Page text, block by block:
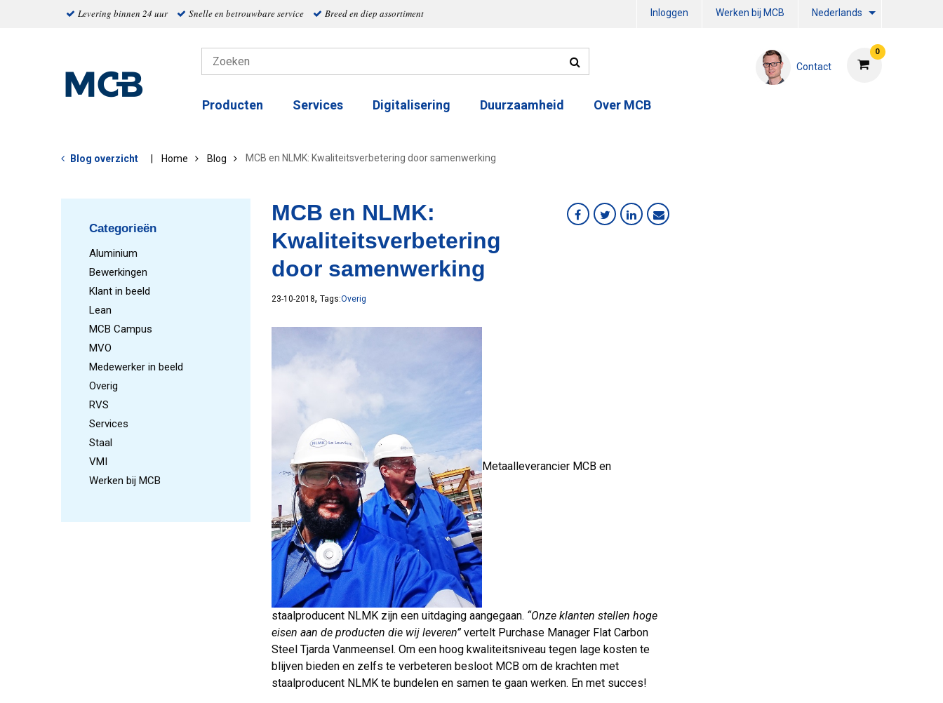
Levering binnen 24 uur Snelle en betrouwbare service Breed en diep assortiment Inloggen Werken bij MCB Nederlands
0
Contact
Producten Services Digitalisering Duurzaamheid Over MCB
Blog overzicht Home Blog MCB en NLMK: Kwaliteitsverbetering door samenwerking
Categorieën
Aluminium
Bewerkingen
Klant in beeld
Lean
MCB Campus
MVO
Medewerker in beeld
Overig
RVS
Services
Staal
VMI
Werken bij MCB
MCB en NLMK:
Kwaliteitsverbetering
door samenwerking
23-10-2018, Tags:Overig
Metaalleverancier MCB en
staalproducent NLMK zijn een uitdaging aangegaan. “Onze klanten stellen hoge
eisen aan de producten die wij leveren”vertelt Purchase Manager Flat Carbon
Steel Tjarda Vanmeensel. Om een hoog kwaliteitsniveau tegen lage kosten te
blijven bieden en zelfs te verbeteren besloot MCB om de krachten met
staalproducent NLMK te bundelen en samen te gaan werken. En met succes!